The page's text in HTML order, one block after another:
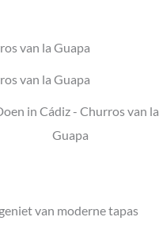
van moderne tapas